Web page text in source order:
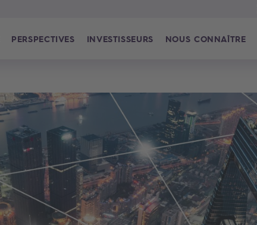
PERSPECTIVES INVESTISSEURS NOUS CONNAÎTRE